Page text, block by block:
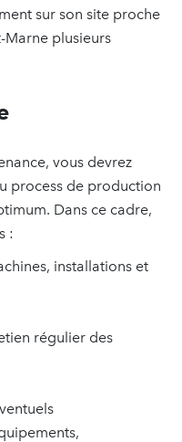
sur son site proche
Marne plusieurs
vous devrez
process de production
Dans ce cadre,
:
installations et
régulier des